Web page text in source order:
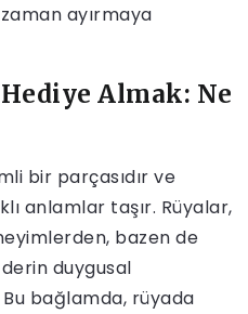
ayırmaya
Almak: Ne
bir parçasıdır ve
anlamlar taşır. Rüyalar,
bazen de
duygusal
bağlamda, rüyada